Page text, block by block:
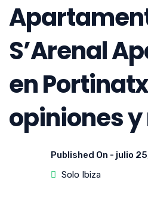
S’Arenal
en
opiniones
Published On - julio
Solo Ibiza